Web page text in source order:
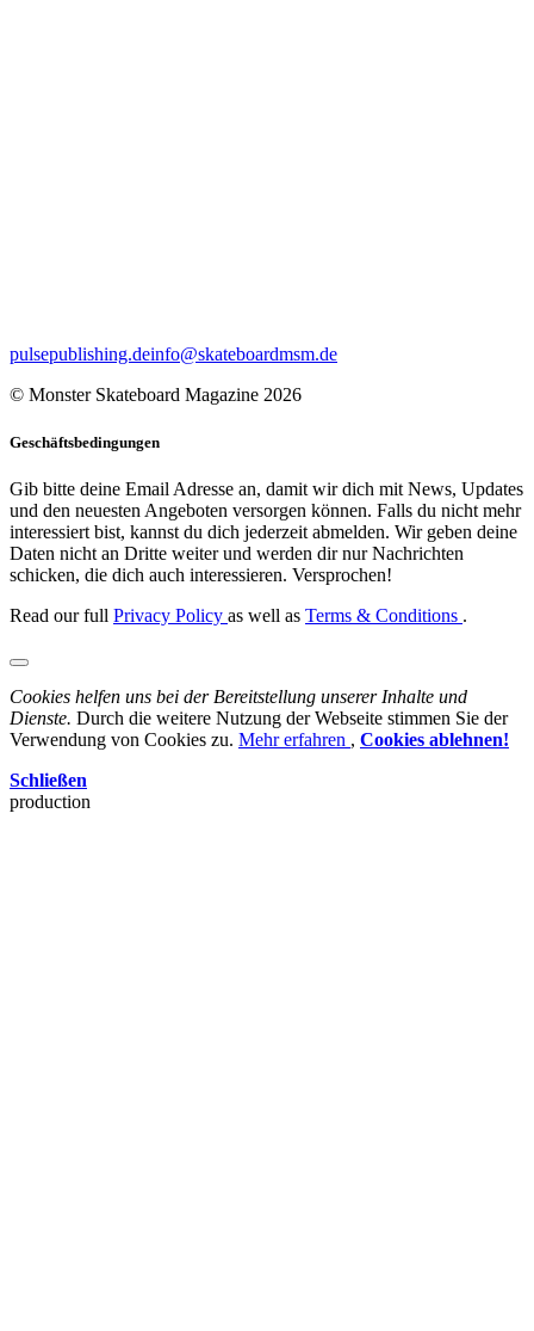
pulsepublishing.deinfo@skateboardmsm.de
© Monster Skateboard Magazine 2026
Geschäftsbedingungen
Gib bitte deine Email Adresse an, damit wir dich mit News, Updates
und den neuesten Angeboten versorgen können. Falls du nicht mehr
interessiert bist, kannst du dich jederzeit abmelden. Wir geben deine
Daten nicht an Dritte weiter und werden dir nur Nachrichten
schicken, die dich auch interessieren. Versprochen!
Read our full Privacy Policy as well as Terms & Conditions .
Cookies helfen uns bei der Bereitstellung unserer Inhalte und
Dienste. Durch die weitere Nutzung der Webseite stimmen Sie der
Verwendung von Cookies zu. Mehr erfahren , Cookies ablehnen!
Schließen
production